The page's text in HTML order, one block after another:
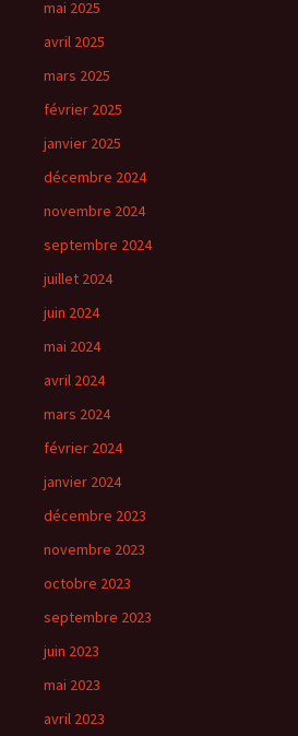
mai 2025
avril 2025
mars 2025
février 2025
janvier 2025
décembre 2024
novembre 2024
septembre 2024
juillet 2024
juin 2024
mai 2024
avril 2024
mars 2024
février 2024
janvier 2024
décembre 2023
novembre 2023
octobre 2023
septembre 2023
juin 2023
mai 2023
avril 2023